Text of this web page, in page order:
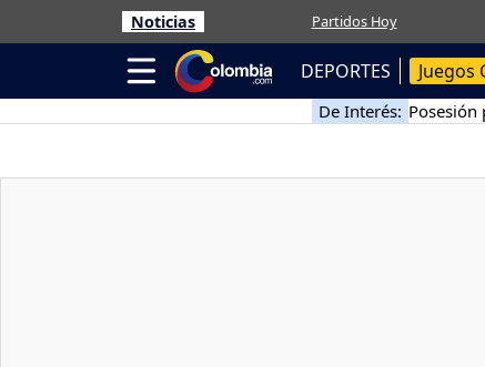
Noticias Partidos Hoy
DEPORTES Juegos
De Interés: Posesión